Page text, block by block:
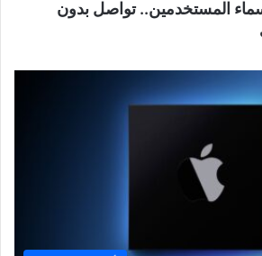
المستخدمين.. تواصل بدون